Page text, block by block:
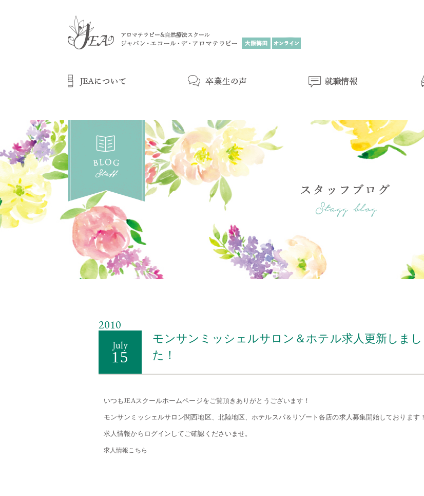
2010
July
15
モンサンミッシェルサロン＆ホテル求人更新しまし
た！
いつもJEAスクールホームページをご覧頂きありがとうございます！
モンサンミッシェルサロン関西地区、北陸地区、ホテルスパ＆リゾート各店の求人募集開始しております！
求人情報からログインしてご確認くださいませ。
求人情報こちら